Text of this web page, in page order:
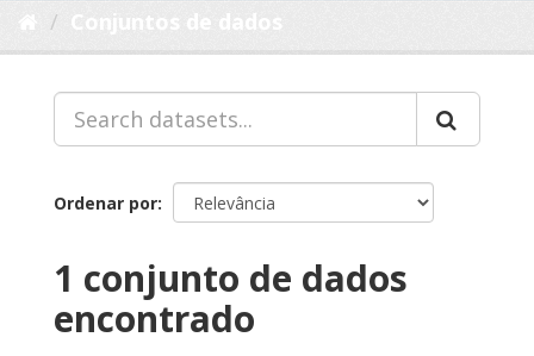
Ordenar por
1 conjunto de dados
encontrado